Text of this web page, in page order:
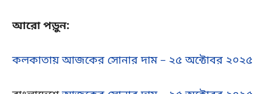
আরো পড়ুন:
কলকাতায় আজকের সোনার দাম – ২৫ অক্টোবর ২০২৫